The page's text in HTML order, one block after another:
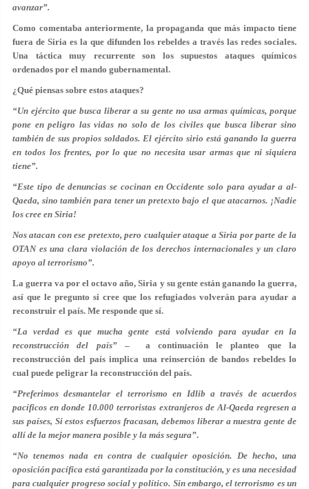
avanzar”.
Como comentaba anteriormente, la propaganda que más impacto tiene
fuera de Siria es la que difunden los rebeldes a través las redes sociales.
Una táctica muy recurrente son los supuestos ataques químicos
ordenados por el mando gubernamental.
¿Qué piensas sobre estos ataques?
“Un ejército que busca liberar a su gente no usa armas químicas, porque
pone en peligro las vidas no solo de los civiles que busca liberar sino
también de sus propios soldados. El ejército sirio está ganando la guerra
en todos los frentes, por lo que no necesita usar armas que ni siquiera
tiene”.
“Este tipo de denuncias se cocinan en Occidente solo para ayudar a al-
Qaeda, sino también para tener un pretexto bajo el que atacarnos. ¡Nadie
los cree en Siria!
Nos atacan con ese pretexto, pero cualquier ataque a Siria por parte de la
OTAN es una clara violación de los derechos internacionales y un claro
apoyo al terrorismo”.
La guerra va por el octavo año, Siria y su gente están ganando la guerra,
así que le pregunto si cree que los refugiados volverán para ayudar a
reconstruir el país. Me responde que sí.
“La verdad es que mucha gente está volviendo para ayudar en la
reconstrucción del país”– a continuación le planteo que la
reconstrucción del país implica una reinserción de bandos rebeldes lo
cual puede peligrar la reconstrucción del país.
“Preferimos desmantelar el terrorismo en Idlib a través de acuerdos
pacíficos en donde 10.000 terroristas extranjeros de Al-Qaeda regresen a
sus países, Si estos esfuerzos fracasan, debemos liberar a nuestra gente de
allí de la mejor manera posible y la más segura”.
“No tenemos nada en contra de cualquier oposición. De hecho, una
oposición pacífica está garantizada por la constitución, y es una necesidad
para cualquier progreso social y político. Sin embargo, el terrorismo es un